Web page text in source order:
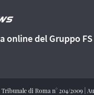
online del Gruppo
di Roma n° 204/2009